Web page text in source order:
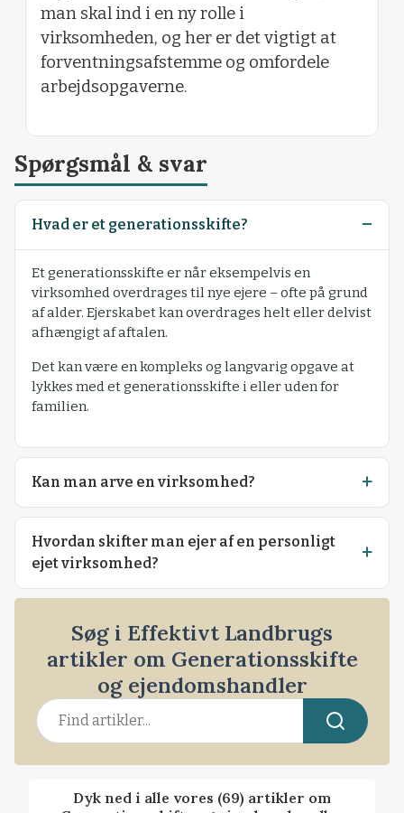
man skal ind i en ny rolle i
virksomheden, og her er det vigtigt at
forventningsafstemme og omfordele
arbejdsopgaverne.
Spørgsmål & svar
Hvad er et generationsskifte?
Et generationsskifte er når eksempelvis en
virksomhed overdrages til nye ejere – ofte på grund
af alder. Ejerskabet kan overdrages helt eller delvist
afhængigt af aftalen.
Det kan være en kompleks og langvarig opgave at
lykkes med et generationsskifte i eller uden for
familien.
Kan man arve en virksomhed?
Hvordan skifter man ejer af en personligt
ejet virksomhed?
Søg i Effektivt Landbrugs
artikler om Generationsskifte
og ejendomshandler
Dyk ned i alle vores (69) artikler om